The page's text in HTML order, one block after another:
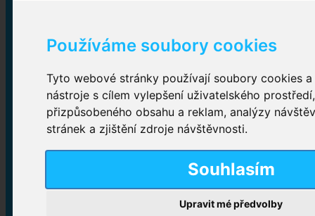
Používáme soubory cookies
Tyto webové stránky používají soubory cookies
nástroje s cílem vylepšení uživatelského
přizpůsobeného obsahu a reklam, analýzy
stránek a zjištění zdroje návštěvnosti.
Souhlasím
Upravit mé předvolby
Inkontinenční kalhotky
Plenkové kalhotky navlékací,Plenkové kalhotky
zalepovací,Inkontinenční kalhotky dámské
Inkontinenční vložky